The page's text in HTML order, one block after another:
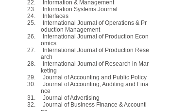
22.
Information & Management
23.
Information Systems Journal
24.
Interfaces
25.
International Journal of Operations & Pr
oduction Management
26.
International Journal of Production Econ
omics
27.
International Journal of Production Rese
arch
28.
International Journal of Research in Mar
keting
29.
Journal of Accounting and Public Policy
30.
Journal of Accounting, Auditing and Fina
nce
31.
Journal of Advertising
32.
Journal of Business Finance & Accounti